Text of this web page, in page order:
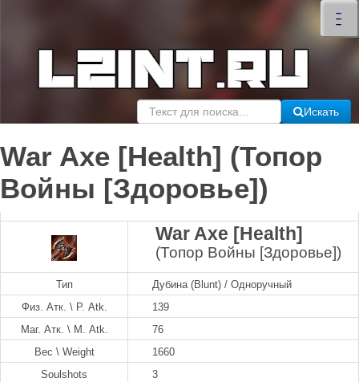
–
–
–
×
Искать
War Axe [Health] (Топор
Войны [Здоровье])
War Axe [Health]
(Топор Войны [Здоровье])
Тип
Дубина (Blunt) / Одноручный
Физ. Атк. \ P. Atk.
139
Маг. Атк. \ M. Atk.
76
Вес \ Weight
1660
Soulshots
3